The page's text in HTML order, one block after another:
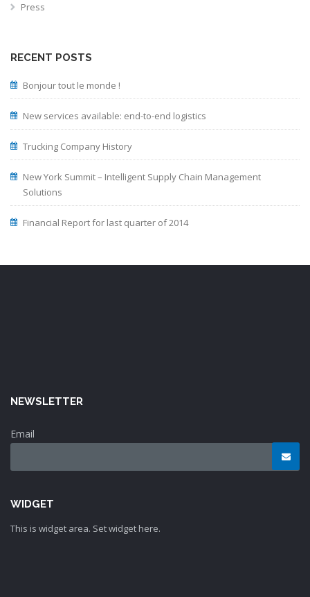
Press
RECENT POSTS
Bonjour tout le monde !
New services available: end-to-end logistics
Trucking Company History
New York Summit – Intelligent Supply Chain Management
Solutions
Financial Report for last quarter of 2014
NEWSLETTER
Email
WIDGET
This is widget area. Set widget here.